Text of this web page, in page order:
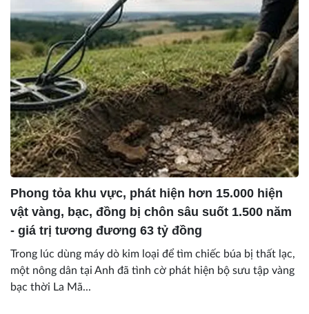
Phong tỏa khu vực, phát hiện hơn 15.000 hiện
vật vàng, bạc, đồng bị chôn sâu suốt 1.500 năm
- giá trị tương đương 63 tỷ đồng
Trong lúc dùng máy dò kim loại để tìm chiếc búa bị thất lạc,
một nông dân tại Anh đã tình cờ phát hiện bộ sưu tập vàng
bạc thời La Mã...